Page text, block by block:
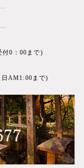
0：00まで)
AM1:00まで)